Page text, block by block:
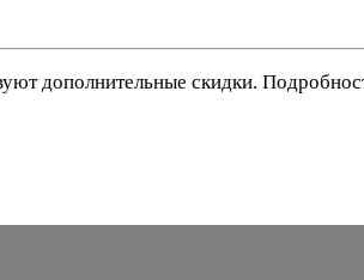
дополнительные скидки.